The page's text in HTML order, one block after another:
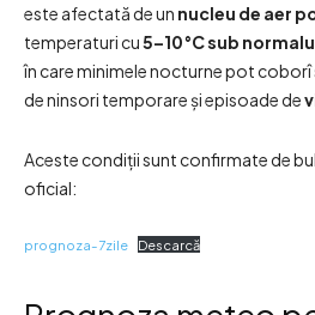
este afectată de un nucleu de aer
temperaturi cu5–10°C sub
în care minimele nocturne pot coborî
de ninsori temporare și episoade de
Aceste condiții sunt confirmate de
oficial:
prognoza-7zile Descarcă